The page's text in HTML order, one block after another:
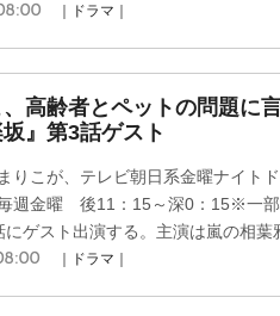
｜ドラマ｜
、高齢者とペットの問題に
』第3話ゲスト
りこが、テレビ朝日系金曜ナイト
週金曜 後11：15～深0：15※一
にゲスト出演する。主演は嵐の相葉
｜ドラマ｜